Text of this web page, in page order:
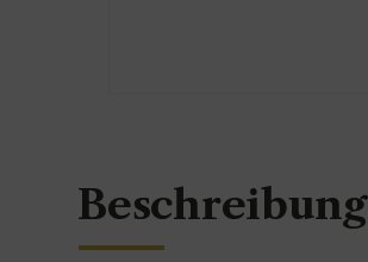
Beschreibung